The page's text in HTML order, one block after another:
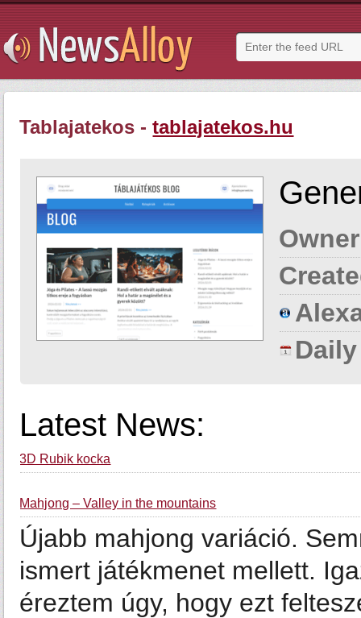
Tablajatekos -tablajatekos.hu
Latest News:
3D Rubik kocka
Mahjong – Valley in the mountains
Újabb mahjong variáció.
ismert játékmenet mellett.
éreztem úgy, hogy ezt